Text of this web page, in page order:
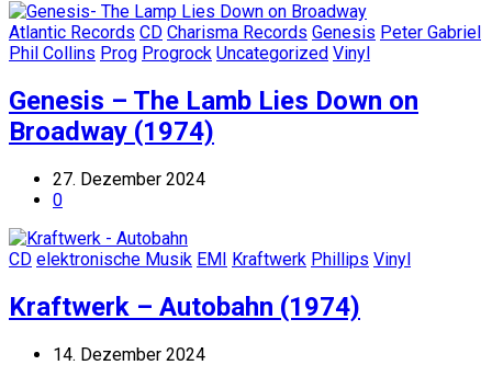
Atlantic Records CD Charisma Records Genesis Peter Gabriel
Phil Collins Prog Progrock Uncategorized Vinyl
Genesis – The Lamb Lies Down on
Broadway (1974)
27. Dezember 2024
0
CD elektronische Musik EMI Kraftwerk Phillips Vinyl
Kraftwerk – Autobahn (1974)
14. Dezember 2024